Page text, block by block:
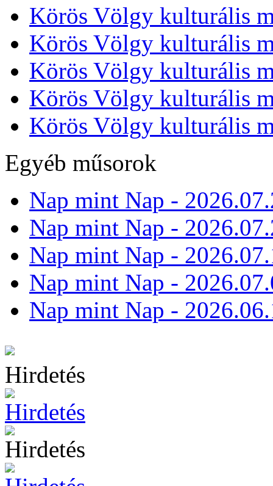
Körös Völgy kulturális
Körös Völgy kulturális
Körös Völgy kulturális
Körös Völgy kulturális
Körös Völgy kulturális
Egyéb műsorok
Nap mint Nap -
Nap mint Nap -
Nap mint Nap -
Nap mint Nap -
Nap mint Nap -
Hirdetés